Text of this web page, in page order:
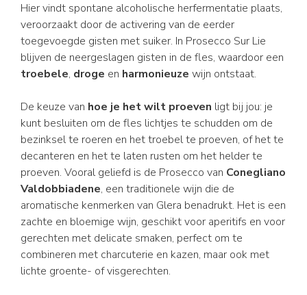
Hier vindt spontane alcoholische herfermentatie plaats,
veroorzaakt door de activering van de eerder
toegevoegde gisten met suiker. In Prosecco Sur Lie
blijven de neergeslagen gisten in de fles, waardoor een
troebele, droge en harmonieuze wijn ontstaat.
De keuze van hoe je het wilt proeven ligt bij jou: je
kunt besluiten om de fles lichtjes te schudden om de
bezinksel te roeren en het troebel te proeven, of het te
decanteren en het te laten rusten om het helder te
proeven. Vooral geliefd is de Prosecco van Conegliano
Valdobbiadene, een traditionele wijn die de
aromatische kenmerken van Glera benadrukt. Het is een
zachte en bloemige wijn, geschikt voor aperitifs en voor
gerechten met delicate smaken, perfect om te
combineren met charcuterie en kazen, maar ook met
lichte groente- of visgerechten.